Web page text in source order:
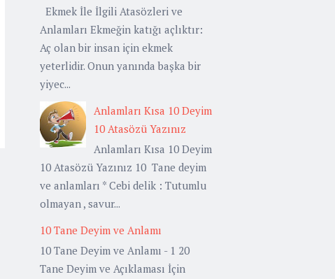
Ekmek İle İlgili Atasözleri ve
Anlamları Ekmeğin katığı açlıktır:
Aç olan bir insan için ekmek
yeterlidir. Onun yanında başka bir
yiyec...
Anlamları Kısa 10 Deyim
10 Atasözü Yazınız
Anlamları Kısa 10 Deyim
10 Atasözü Yazınız 10 Tane deyim
ve anlamları * Cebi delik : Tutumlu
olmayan , savur...
10 Tane Deyim ve Anlamı
10 Tane Deyim ve Anlamı - 1 20
Tane Deyim ve Açıklaması İçin